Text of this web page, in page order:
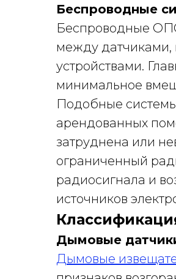
Беспроводные
Беспроводные
между
устройствами.
минимальное
Подобные
арендованных
затруднена или
ограниченный
радиосигнала и
источников
Дымовые
Дымовые